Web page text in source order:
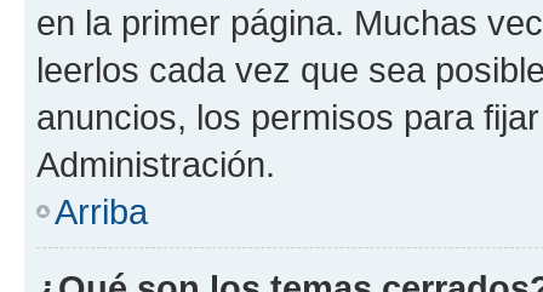
en la primer página. Muchas
leerlos cada vez que sea
anuncios, los permisos para
Administración.
Arriba